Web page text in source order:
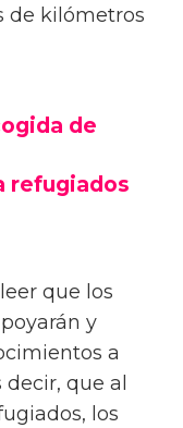
de kilómetros
de
refugiados
que los
y
a
decir, que al
los